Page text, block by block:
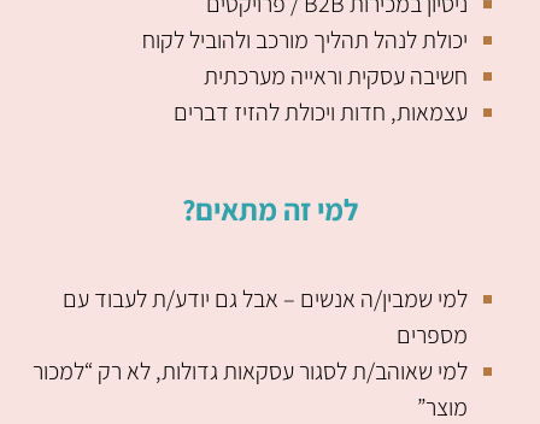
יכולת לנהל תהליך מורכב ולהוביל לקוח
חשיבה עסקית וראייה מערכתית
עצמאות, חדות ויכולת להזיז דברים
למי זה מתאים?
למי שמבין/ה אנשים – אבל גם יודע/ת לעבוד עם
מספרים
למי שאוהב/ת לסגור עסקאות גדולות, לא רק “למכור
מוצר”